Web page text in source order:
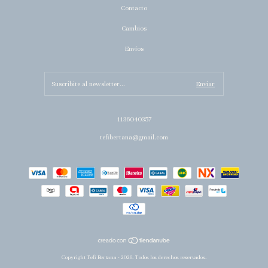
Contacto
Cambios
Envíos
1136040357
tefibertana@gmail.com
Copyright Tefi Bertana - 2026. Todos los derechos reservados.